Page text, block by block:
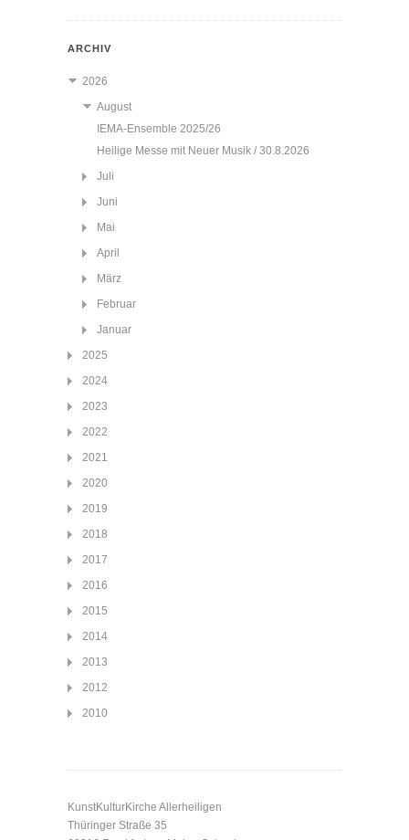
ARCHIV
2026
August
IEMA-Ensemble 2025/26
Heilige Messe mit Neuer Musik / 30.8.2026
Juli
Juni
Mai
April
März
Februar
Januar
2025
2024
2023
2022
2021
2020
2019
2018
2017
2016
2015
2014
2013
2012
2010
KunstKulturKirche Allerheiligen
Thüringer Straße 35